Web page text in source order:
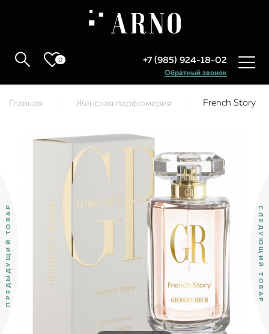
0 +7 (985) 924-18-02
Обратный звонок
ПРЕДЫДУЩИЙ ТОВАР СЛЕДУЮЩИЙ ТОВАР
Главная Женская парфюмерия French Story